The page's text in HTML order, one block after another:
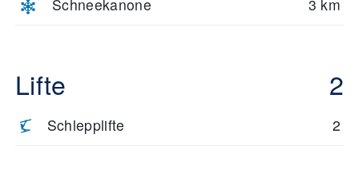
Schneekanone 3 km
Lifte 2
Schlepplifte 2